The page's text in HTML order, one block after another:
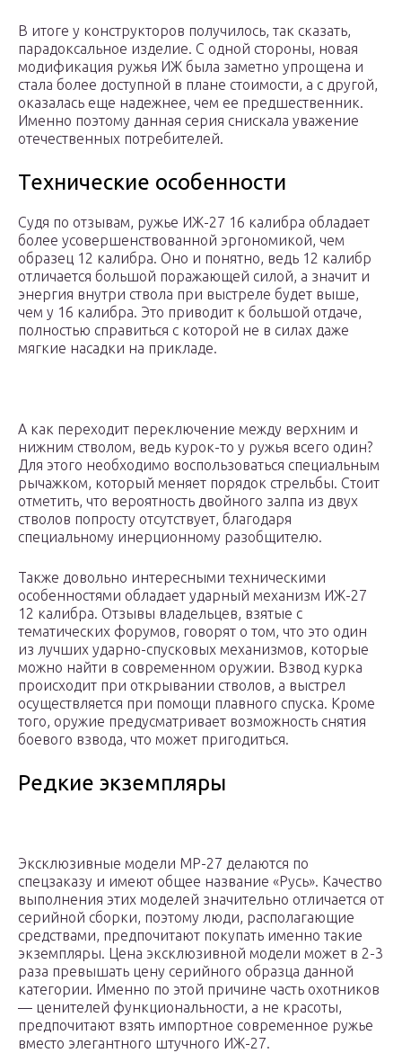
В итоге у конструкторов получилось, так сказать,
парадоксальное изделие. С одной стороны, новая
модификация ружья ИЖ была заметно упрощена и
стала более доступной в плане стоимости, а с другой,
оказалась еще надежнее, чем ее предшественник.
Именно поэтому данная серия снискала уважение
отечественных потребителей.
Технические особенности
Судя по отзывам, ружье ИЖ-27 16 калибра обладает
более усовершенствованной эргономикой, чем
образец 12 калибра. Оно и понятно, ведь 12 калибр
отличается большой поражающей силой, а значит и
энергия внутри ствола при выстреле будет выше,
чем у 16 калибра. Это приводит к большой отдаче,
полностью справиться с которой не в силах даже
мягкие насадки на прикладе.
А как переходит переключение между верхним и
нижним стволом, ведь курок-то у ружья всего один?
Для этого необходимо воспользоваться специальным
рычажком, который меняет порядок стрельбы. Стоит
отметить, что вероятность двойного залпа из двух
стволов попросту отсутствует, благодаря
специальному инерционному разобщителю.
Также довольно интересными техническими
особенностями обладает ударный механизм ИЖ-27
12 калибра. Отзывы владельцев, взятые с
тематических форумов, говорят о том, что это один
из лучших ударно-спусковых механизмов, которые
можно найти в современном оружии. Взвод курка
происходит при открывании стволов, а выстрел
осуществляется при помощи плавного спуска. Кроме
того, оружие предусматривает возможность снятия
боевого взвода, что может пригодиться.
Редкие экземпляры
Эксклюзивные модели МР-27 делаются по
спецзаказу и имеют общее название «Русь». Качество
выполнения этих моделей значительно отличается от
серийной сборки, поэтому люди, располагающие
средствами, предпочитают покупать именно такие
экземпляры. Цена эксклюзивной модели может в 2-3
раза превышать цену серийного образца данной
категории. Именно по этой причине часть охотников
— ценителей функциональности, а не красоты,
предпочитают взять импортное современное ружье
вместо элегантного штучного ИЖ-27.